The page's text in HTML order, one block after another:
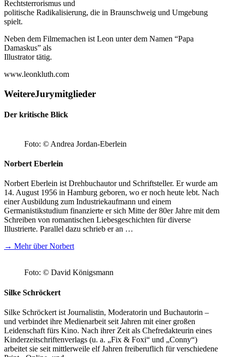
Rechtsterrorismus und
politische Radikalisierung, die in Braunschweig und Umgebung
spielt.
Neben dem Filmemachen ist Leon unter dem Namen “Papa
Damaskus” als
Illustrator tätig.
www.leonkluth.com
WeitereJurymitglieder
Der kritische Blick
Foto: © Andrea Jordan-Eberlein
Norbert Eberlein
Norbert Eberlein ist Drehbuchautor und Schriftsteller. Er wurde am
14. August 1956 in Hamburg geboren, wo er noch heute lebt. Nach
einer Ausbildung zum Industriekaufmann und einem
Germanistikstudium finanzierte er sich Mitte der 80er Jahre mit dem
Schreiben von romantischen Liebesgeschichten für diverse
Illustrierte. Parallel dazu schrieb er an …
→ Mehr über Norbert
Foto: © David Königsmann
Silke Schröckert
Silke Schröckert ist Journalistin, Moderatorin und Buchautorin –
und verbindet ihre Medienarbeit seit Jahren mit einer großen
Leidenschaft fürs Kino. Nach ihrer Zeit als Chefredakteurin eines
Kinderzeitschriftenverlags (u. a. „Fix & Foxi“ und „Conny“)
arbeitet sie seit mittlerweile elf Jahren freiberuflich für verschiedene